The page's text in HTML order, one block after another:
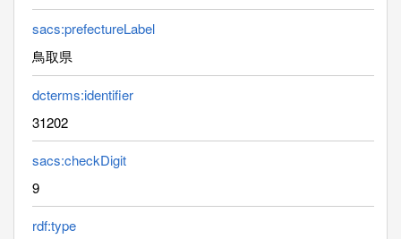
sacs:prefectureLabel
鳥取県
dcterms:identifier
31202
sacs:checkDigit
9
rdf:type